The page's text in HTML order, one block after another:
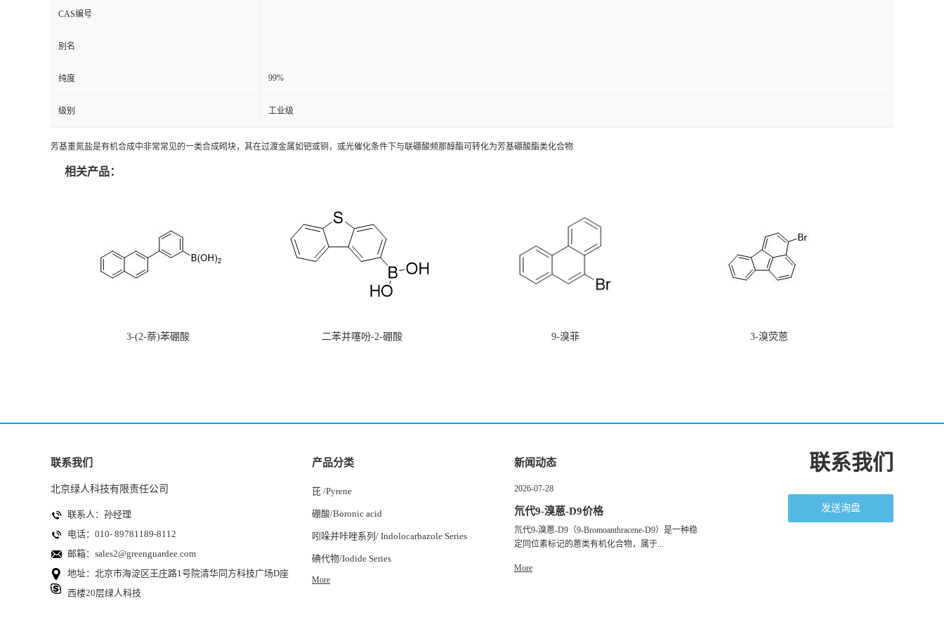
CAS编号
别名
纯度 99%
级别 工业级
芳基重氮盐是有机合成中非常常见的一类合成砌块，其在过渡金属如钯或铜，或光催化条件下与联硼酸频那醇酯可转化为芳基硼酸酯类化合物
相关产品：
3-(2-萘)苯硼酸 二苯并噻吩-2-硼酸 9-溴菲 3-溴荧蒽
联系我们
北京绿人科技有限责任公司
联系人：孙经理
电话：010- 89781189-8112
邮箱： sales2@greenguardee.com
地址：北京市海淀区王庄路1号院清华同方科技广场D座
西楼20层绿人科技
产品分类
芘 /Pyrene
硼酸/Boronic acid
吲哚并咔唑系列/ Indolocarbazole Series
碘代物/Iodide Series
More
新闻动态
2026-07-28
氘代9-溴蒽-D9价格
氘代9-溴蒽-D9（9-Bromoanthracene-D9）是一种稳
定同位素标记的蒽类有机化合物，属于...
More
联系我们
发送询盘